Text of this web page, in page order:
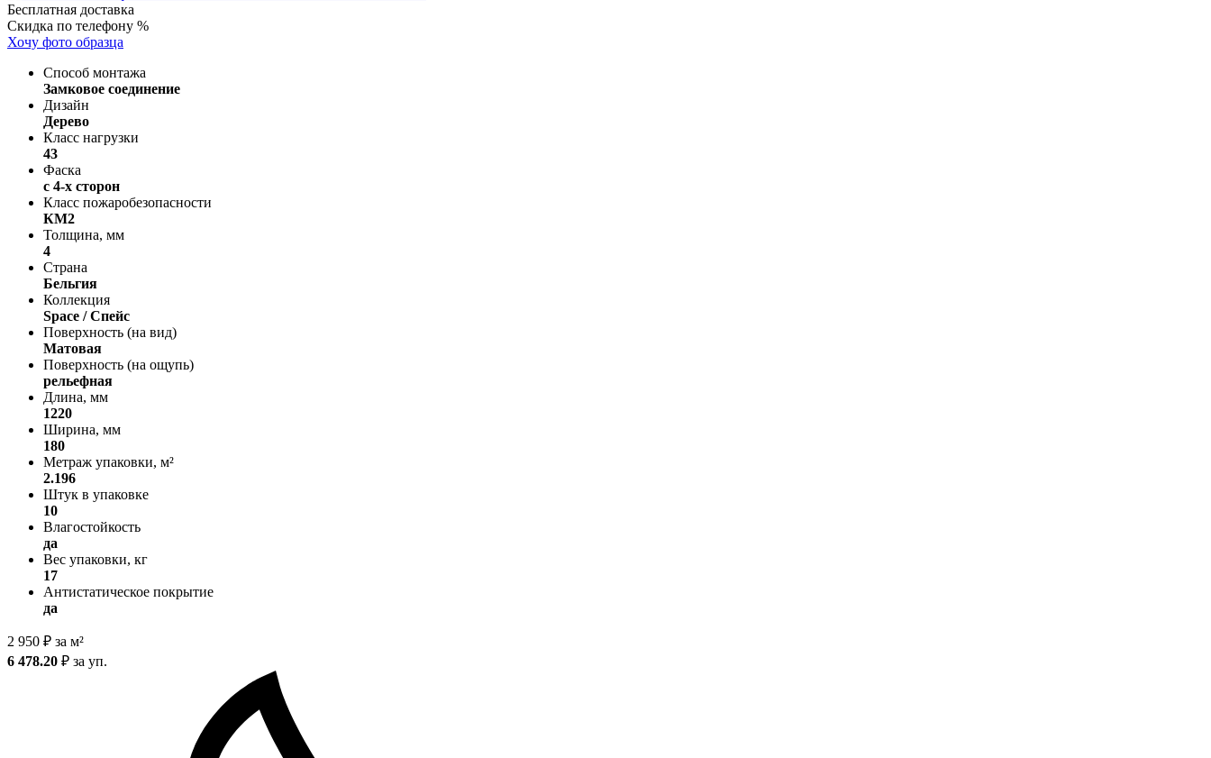
Бесплатная доставка
Скидка по телефону %
Хочу фото образца
Способ монтажа
Замковое соединение
Дизайн
Дерево
Класс нагрузки
43
Фаска
с 4-х сторон
Класс пожаробезопасности
КМ2
Толщина, мм
4
Страна
Бельгия
Коллекция
Space / Спейс
Поверхность (на вид)
Матовая
Поверхность (на ощупь)
рельефная
Длина, мм
1220
Ширина, мм
180
Метраж упаковки, м²
2.196
Штук в упаковке
10
Влагостойкость
да
Вес упаковки, кг
17
Антистатическое покрытие
да
2 950 ₽ за м²
6 478.20 ₽ за уп.